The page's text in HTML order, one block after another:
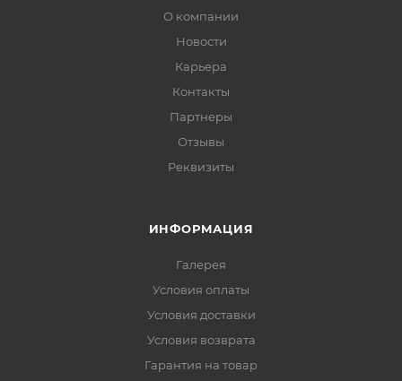
О компании
Новости
Карьера
Контакты
Партнеры
Отзывы
Реквизиты
ИНФОРМАЦИЯ
Галерея
Условия оплаты
Условия доставки
Условия возврата
Гарантия на товар